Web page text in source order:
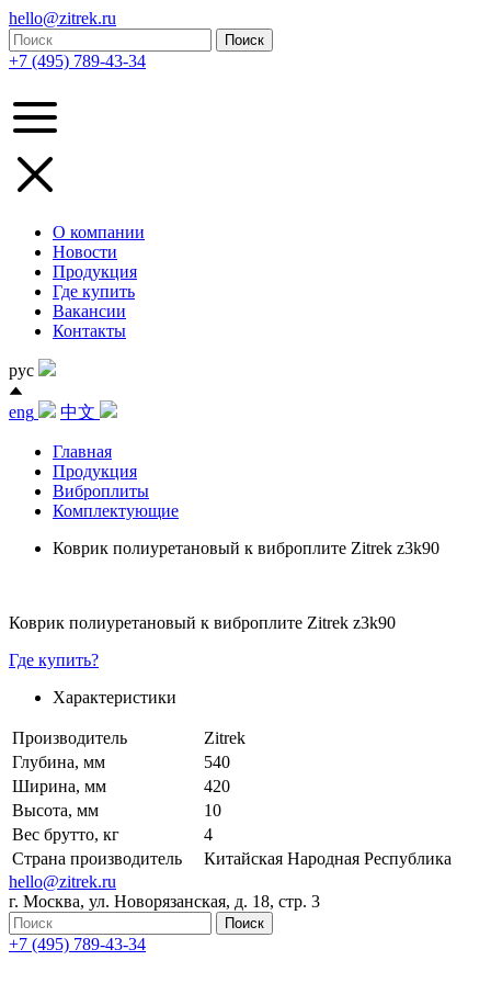
hello@zitrek.ru
+7 (495) 789-43-34
О компании
Новости
Продукция
Где купить
Вакансии
Контакты
рус
eng 中文
Главная
Продукция
Виброплиты
Комплектующие
Коврик полиуретановый к виброплите Zitrek z3k90
Коврик полиуретановый к виброплите Zitrek z3k90
Где купить?
Характеристики
Производитель
Zitrek
Глубина, мм
540
Ширина, мм
420
Высота, мм
10
Вес брутто, кг
4
Страна производитель
Китайская Народная Республика
hello@zitrek.ru
г. Москва, ул. Новорязанская, д. 18, стр. 3
+7 (495) 789-43-34